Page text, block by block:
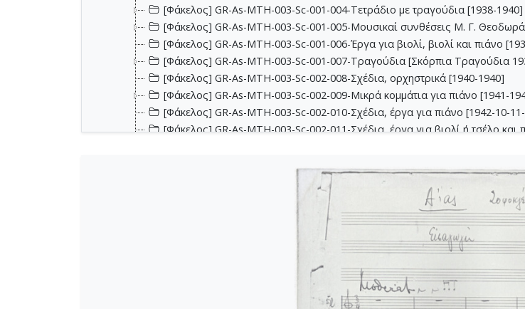
[Φάκελος] GR-As-MTH-003-Sc-001-004-Τετράδιο με τραγούδια [1938-1940]
[Φάκελος] GR-As-MTH-003-Sc-001-005-Μουσικαί συνθέσεις Μ. Γ.
[Φάκελος] GR-As-MTH-003-Sc-001-006-Έργα για βιολί, βιoλί και πιάνο
[Φάκελος] GR-As-MTH-003-Sc-001-007-Τραγούδια [Σκόρπια Τραγούδια
[Φάκελος] GR-As-MTH-003-Sc-002-008-Σχέδια, ορχηστρικά [1940-1940]
[Φάκελος] GR-As-MTH-003-Sc-002-009-Μικρά κομμάτια για πιάνο [1941-
[Φάκελος] GR-As-MTH-003-Sc-002-010-Σχέδια, έργα για πιάνο [1942-10-
[Φάκελος] GR-As-MTH-003-Sc-002-011-Σχέδια, έργα για βιολί ή τσέλο
[Φάκελος] GR-As-MTH-003-Sc-003-014-Πάρτες χορωδίας Β, Γ, Δ [1942-03-
[Φάκελος] GR-As-MTH-003-Sc-003-015-Εκκλησιαστική Καντάτα [1942-1942]
[Φάκελος] GR-As-MTH-003-Sc-003-016-Σονατίνα για πιάνο [1942-06-05-
[Φάκελος] GR-As-MTH-003-Sc-003-017-Αναμνήσεις [1942-09-24-1942-10-11]
[Φάκελος] GR-As-MTH-003-Sc-003-018-Διασκευές για έγχορδα [1943-1943]
[Φάκελος] GR-As-MTH-003-Sc-003-019-Ασκήσεις αρμονίας [1943-1949]
[Φάκελος] GR-As-MTH-003-Sc-004-020-Σκίτσα τραγουδιών [1942-1946]
[Φάκελος] GR-As-MTH-003-Sc-004-021-Κασσιανή [1943-01-26-1943-01-26]